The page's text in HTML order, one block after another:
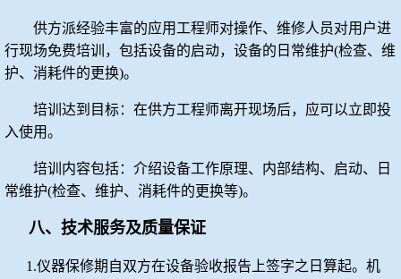
供方派经验丰富的应用工程师对操作、维修人员对用户进
行现场免费培训，包括设备的启动，设备的日常维护(检查、维
护、消耗件的更换)。
培训达到目标：在供方工程师离开现场后，应可以立即投
入使用。
培训内容包括：介绍设备工作原理、内部结构、启动、日
常维护(检查、维护、消耗件的更换等)。
八、技术服务及质量保证
1.仪器保修期自双方在设备验收报告上签字之日算起。机